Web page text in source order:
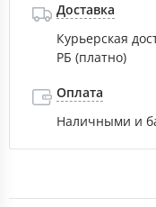
Доставка
Курьерская
РБ (платно)
Оплата
Наличными и